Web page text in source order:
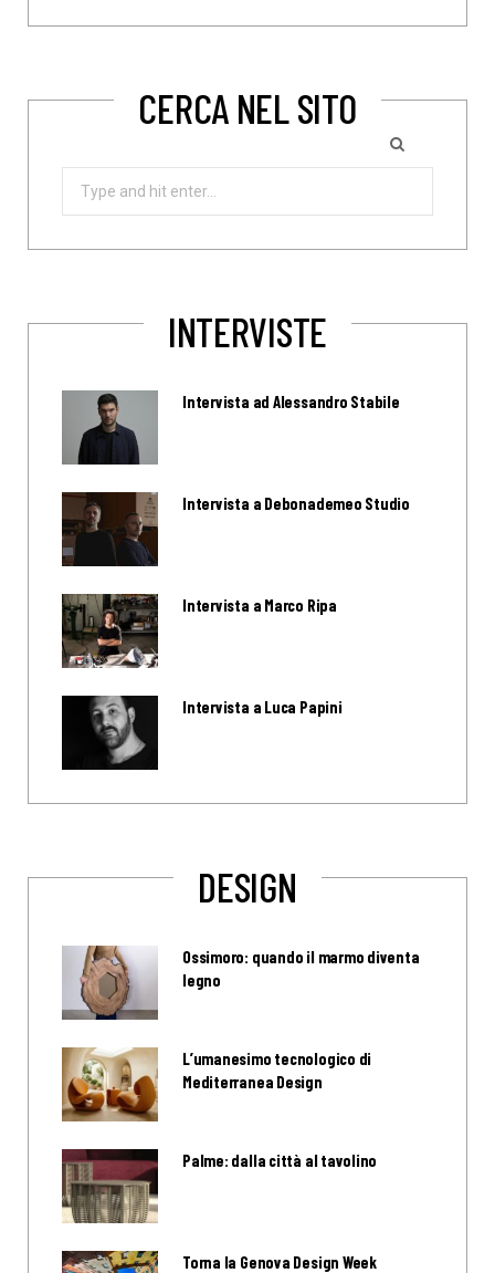
CERCA NEL SITO
Search
INTERVISTE
Intervista ad Alessandro Stabile
Intervista a Debonademeo Studio
Intervista a Marco Ripa
Intervista a Luca Papini
DESIGN
Ossimoro: quando il marmo diventa
legno
L’umanesimo tecnologico di
Mediterranea Design
Palme: dalla città al tavolino
Torna la Genova Design Week